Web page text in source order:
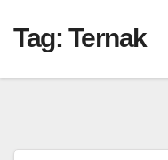
Tag: Ternak